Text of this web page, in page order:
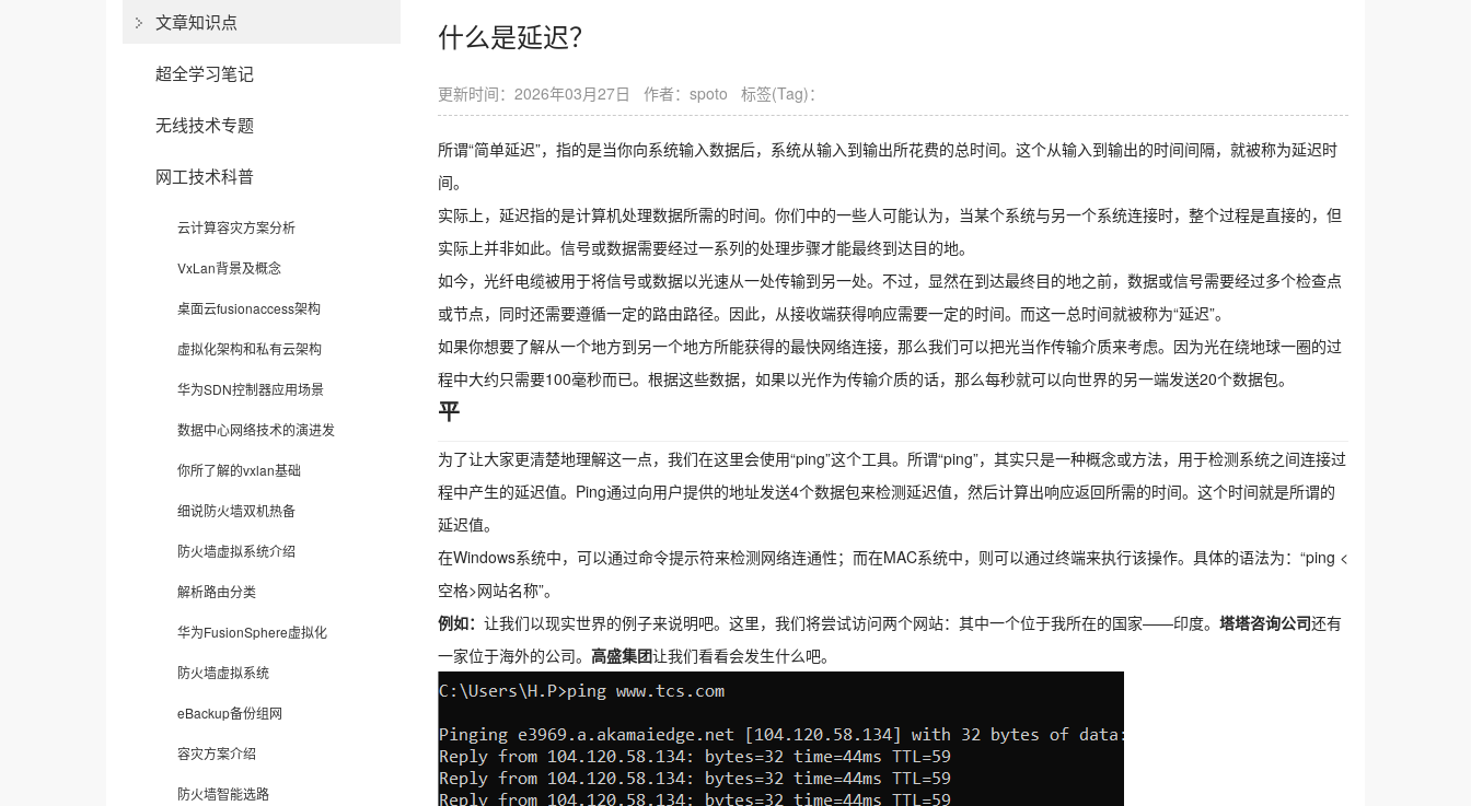
文章知识点
超全学习笔记
无线技术专题
网工技术科普
云计算容灾方案分析
VxLan背景及概念
桌面云fusionaccess架构
虚拟化架构和私有云架构
华为SDN控制器应用场景
数据中心网络技术的演进发
你所了解的vxlan基础
细说防火墙双机热备
防火墙虚拟系统介绍
解析路由分类
华为FusionSphere虚拟化
防火墙虚拟系统
eBackup备份组网
容灾方案介绍
防火墙智能选路
什么是延迟？
更新时间：2026年03月27日 作者：spoto 标签(Tag)：
所谓“简单延迟”，指的是当你向系统输入数据后，系统从输入到输出所花费的总时间。这个从输入到输出的时间间隔，就被称为延迟时
间。
实际上，延迟指的是计算机处理数据所需的时间。你们中的一些人可能认为，当某个系统与另一个系统连接时，整个过程是直接的，但
实际上并非如此。信号或数据需要经过一系列的处理步骤才能最终到达目的地。
如今，光纤电缆被用于将信号或数据以光速从一处传输到另一处。不过，显然在到达最终目的地之前，数据或信号需要经过多个检查点
或节点，同时还需要遵循一定的路由路径。因此，从接收端获得响应需要一定的时间。而这一总时间就被称为“延迟”。
如果你想要了解从一个地方到另一个地方所能获得的最快网络连接，那么我们可以把光当作传输介质来考虑。因为光在绕地球一圈的过
程中大约只需要100毫秒而已。根据这些数据，如果以光作为传输介质的话，那么每秒就可以向世界的另一端发送20个数据包。
平
为了让大家更清楚地理解这一点，我们在这里会使用“ping”这个工具。所谓“ping”，其实只是一种概念或方法，用于检测系统之间连接过
程中产生的延迟值。Ping通过向用户提供的地址发送4个数据包来检测延迟值，然后计算出响应返回所需的时间。这个时间就是所谓的
延迟值。
在Windows系统中，可以通过命令提示符来检测网络连通性；而在MAC系统中，则可以通过终端来执行该操作。具体的语法为：“ping <
空格>网站名称”。
例如： 让我们以现实世界的例子来说明吧。这里，我们将尝试访问两个网站：其中一个位于我所在的国家——印度。 塔塔咨询公司还有
一家位于海外的公司。 高盛集团让我们看看会发生什么吧。